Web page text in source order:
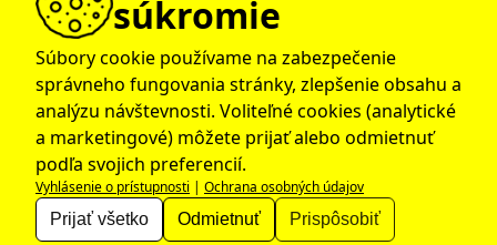
Ochrana osobných údajov
© 2009 – 2026 Raabe Slovensko
Dr. Josef Raabe Slovensko, s.r.o., člen medzinárodnej
skupiny Klett.
…spoločne ku kvalitnému vzdelávaniu…
súkromie
Súbory cookie používame na zabezpečenie
správneho fungovania stránky, zlepšenie obsahu a
analýzu návštevnosti. Voliteľné cookies (analytické
a marketingové) môžete prijať alebo odmietnuť
podľa svojich preferencií.
Vyhlásenie o prístupnosti | Ochrana osobných údajov
Prijať všetko
Odmietnuť Prispôsobiť